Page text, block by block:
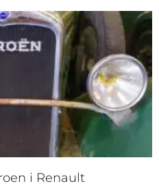
i Renault